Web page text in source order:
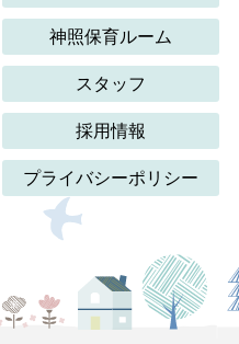
神照保育ルーム
スタッフ
採用情報
プライバシーポリシー